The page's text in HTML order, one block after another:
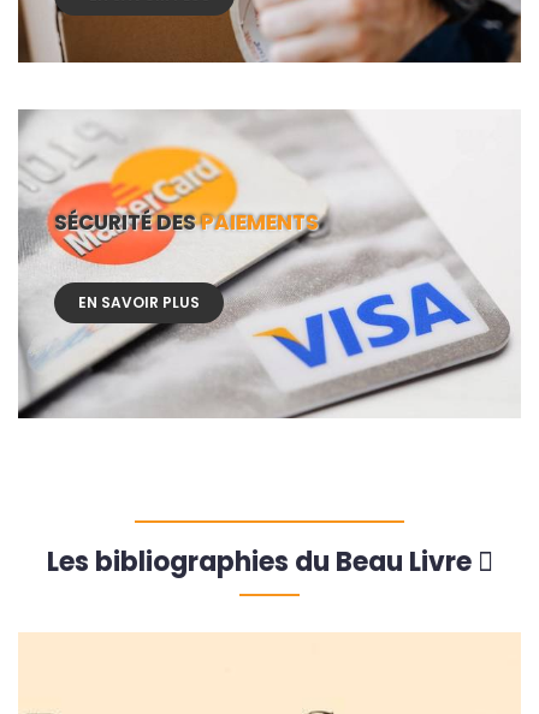
SÉCURITÉ DESPAIEMENTS
EN SAVOIR PLUS
Les bibliographies du Beau Livre